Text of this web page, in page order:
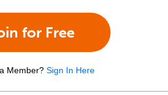
for Free
Member? Sign In Here